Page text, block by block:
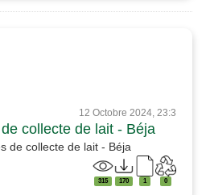
12 Octobre 2024, 23:3
collecte de lait - Béja
de collecte de lait - Béja
315 170 1 0